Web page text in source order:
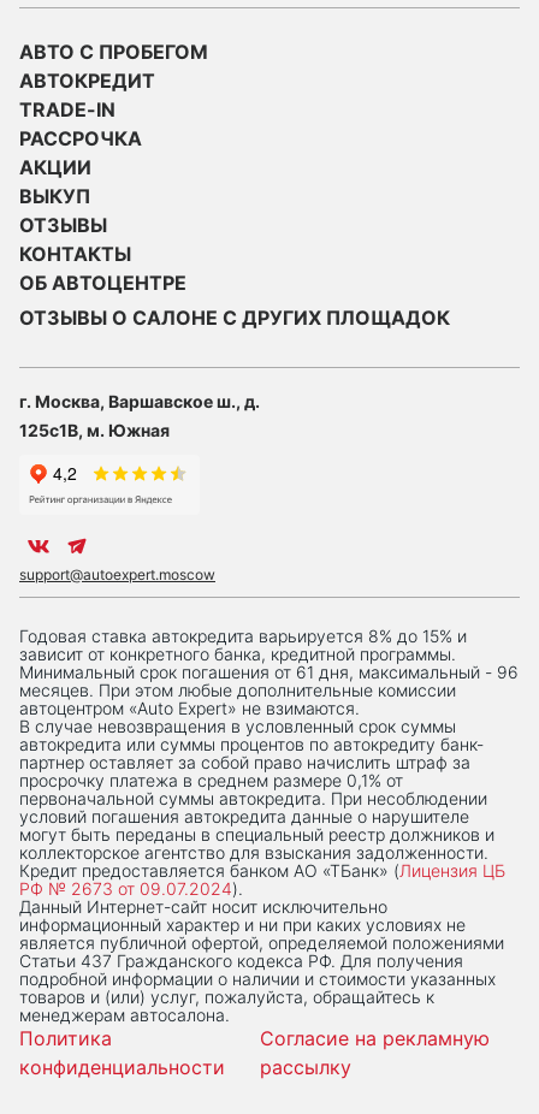
АВТО С ПРОБЕГОМ
АВТОКРЕДИТ
TRADE-IN
РАССРОЧКА
АКЦИИ
ВЫКУП
ОТЗЫВЫ
КОНТАКТЫ
ОБ АВТОЦЕНТРЕ
ОТЗЫВЫ О САЛОНЕ С ДРУГИХ ПЛОЩАДОК
г. Москва, Варшавское ш., д.
125с1В, м. Южная
support@autoexpert.moscow
Годовая ставка автокредита варьируется 8% до 15% и
зависит от конкретного банка, кредитной программы.
Минимальный срок погашения от 61 дня, максимальный - 96
месяцев. При этом любые дополнительные комиссии
автоцентром «Auto Expert» не взимаются.
В случае невозвращения в условленный срок суммы
автокредита или суммы процентов по автокредиту банк-
партнер оставляет за собой право начислить штраф за
просрочку платежа в среднем размере 0,1% от
первоначальной суммы автокредита. При несоблюдении
условий погашения автокредита данные о нарушителе
могут быть переданы в специальный реестр должников и
коллекторское агентство для взыскания задолженности.
Кредит предоставляется банком АО «ТБанк» (Лицензия ЦБ
РФ № 2673 от 09.07.2024).
Данный Интернет-сaйт носит исключительно
информационный характер и ни при каких условиях не
является публичной офертой, определяемой положениями
Статьи 437 Гражданского кодекса РФ. Для получения
подробной информации о наличии и стоимости указанных
товаров и (или) услуг, пожалуйста, обращайтесь к
менеджерам автосалона.
Политика
конфиденциальности
Согласие на рекламную
рассылку